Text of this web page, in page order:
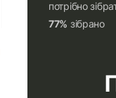
потрібно
77% зібрано